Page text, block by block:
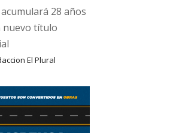
28 años
nuevo título
El Plural